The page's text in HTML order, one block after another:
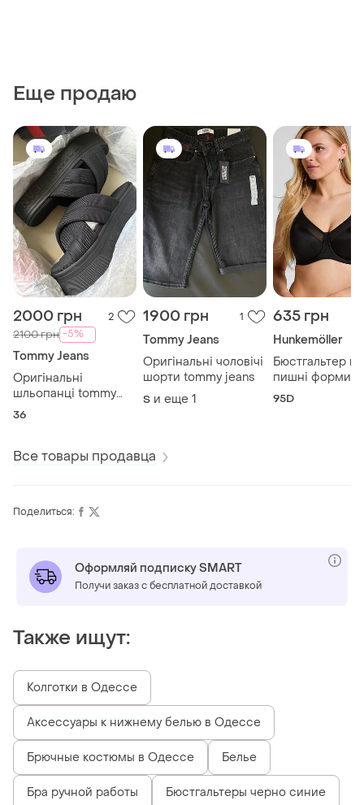
Еще продаю
2000 грн 2
2100 грн -5%
Tommy Jeans
Оригінальні
шльопанці tommy
jeans
36
1900 грн 1
Tommy Jeans
Оригінальні чоловічі
шорти tommy jeans
S и еще 1
635 грн
Hunkemöller
Бюстгальтер на
пишні форми
95D
Все товары продавца
Поделиться:
Оформляй подписку SMART
Получи заказ с бесплатной доставкой
Также ищут:
Колготки в Одессе
Аксессуары к нижнему белью в Одессе
Брючные костюмы в Одессе Белье
Бра ручной работы Бюстгальтеры черно синие